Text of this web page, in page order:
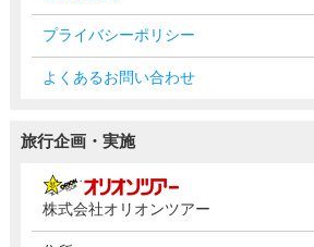
プライバシーポリシー
よくあるお問い合わせ
旅行企画・実施
株式会社オリオンツアー